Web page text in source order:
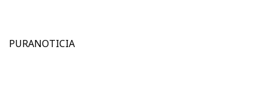
PURANOTICIA